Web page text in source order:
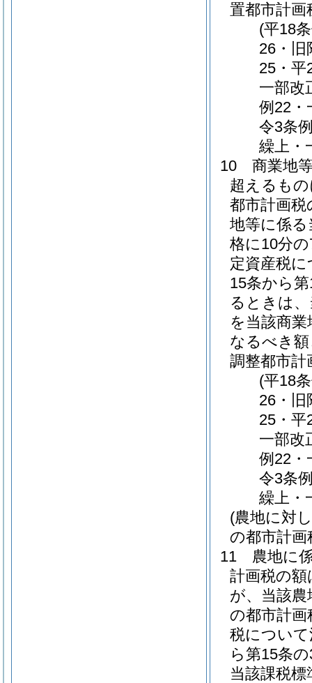
置都市計画
(平18
26・旧
25・平
一部改
例22・
令3条
繰上・
10
商業地
超えるも
都市計画税
地等に係
格に10分
定資産税
15条から
るときは
を当該商
なるべき
調整都市計
(平18
26・旧
25・平
一部改
例22・
令3条
繰上・
(農地に対
の都市計画
11
農地に
計画税の額
が、当該
の都市計画
税につい
ら第15条
当該課税